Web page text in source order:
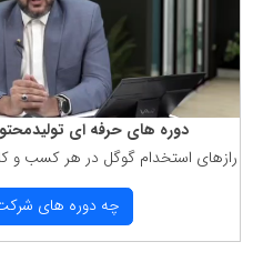
دوره های حرفه ای
رازهای استخدام گوگل در هر كسب و
چه دوره های